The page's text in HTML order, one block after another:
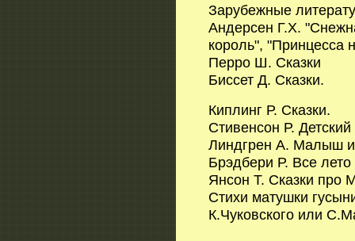
Зарубежные
Андерсен Г.Х.
король", "Принцесса
Перро Ш. Сказки
Биссет Д. Сказки.
Киплинг Р. Сказки.
Стивенсон Р. Детский
Линдгрен А. Малыш и
Брэдбери Р. Все
Янсон Т. Сказки про
Стихи матушки
К.Чуковского или